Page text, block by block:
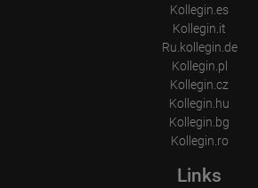
Kollegin.es
Kollegin.it
Ru.kollegin.de
Kollegin.pl
Kollegin.cz
Kollegin.hu
Kollegin.bg
Kollegin.ro
Links